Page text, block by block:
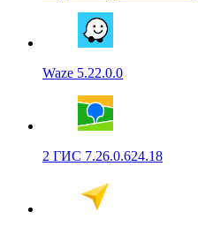
Waze 5.22.0.0
2 ГИС 7.26.0.624.18